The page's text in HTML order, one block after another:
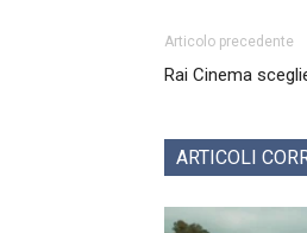
Articolo precedente
Rai Cinema
ARTICOLI